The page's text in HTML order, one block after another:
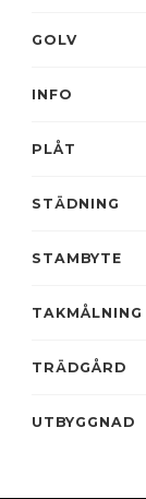
GOLV
INFO
PLÅT
STÄDNING
STAMBYTE
TAKMÅLNING
TRÄDGÅRD
UTBYGGNAD